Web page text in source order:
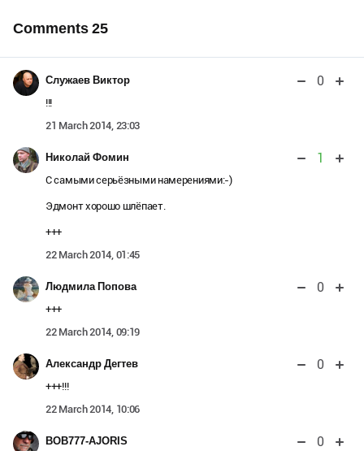
Comments25
Служаев Виктор 0
!!!
21 March 2014, 23:03
Николай Фомин 1
С самыми серьёзными намерениями:-)
Эдмонт хорошо шлёпает.
+++
22 March 2014, 01:45
Людмила Попова 0
+++
22 March 2014, 09:19
Александр Дегтев 0
+++!!!
22 March 2014, 10:06
BOB777-AJORIS 0